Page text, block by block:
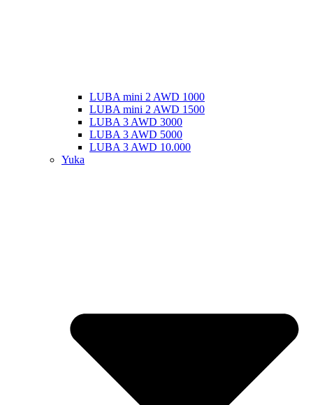
LUBA mini 2 AWD 1000
LUBA mini 2 AWD 1500
LUBA 3 AWD 3000
LUBA 3 AWD 5000
LUBA 3 AWD 10.000
Yuka